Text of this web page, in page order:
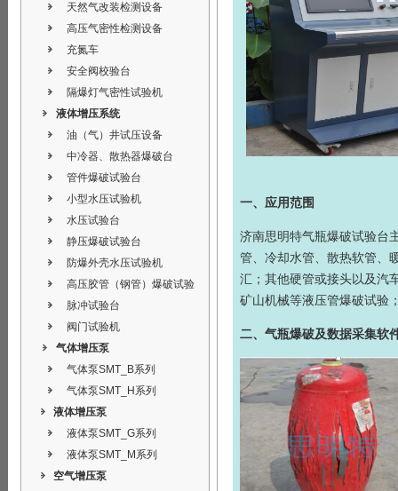
天然气改装检测设备
高压气密性检测设备
充氮车
安全阀校验台
隔爆灯气密性试验机
液体增压系统
油（气）井试压设备
中冷器、散热器爆破台
管件爆破试验台
小型水压试验机
水压试验台
静压爆破试验台
防爆外壳水压试验机
高压胶管（钢管）爆破试验
脉冲试验台
阀门试验机
气体增压泵
气体泵SMT_B系列
气体泵SMT_H系列
液体增压泵
液体泵SMT_G系列
液体泵SMT_M系列
空气增压泵
一、应用范围
济南思明特气瓶爆破试验台
管、冷却水管、散热软管、
汇；其他硬管或接头以及汽
矿山机械等液压管爆破试验
二、气瓶爆破及数据采集软